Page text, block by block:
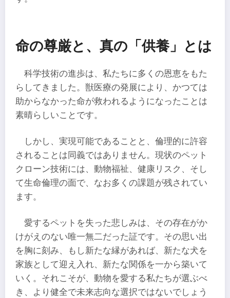
命の尊厳と、真の「供養」とは
科学技術の進歩は、私たちに多くの恩恵をもた
らしてきました。獣医療の発展により、かつては
助からなかった命が救われるようになったことは
素晴らしいことです。
しかし、実現可能であることと、倫理的に許容
されることは同義ではありません。現状のペット
クローン技術には、動物福祉、健康リスク、そし
て生命倫理の面で、なお多くの課題が残されてい
ます。
愛するペットを失った悲しみは、その存在がか
けがえのない唯一無二だった証です。その思い出
を胸に刻み、もし新たな縁があれば、新たな犬を
家族として迎え入れ、新たな関係を一から築いて
いく。それこそが、動物を愛する私たちが選ぶべ
き、より健全で未来志向な選択ではないでしょう